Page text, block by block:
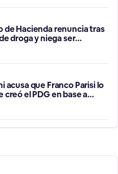
de Hacienda renuncia tras
droga y niega ser
acusa que Franco Parisi lo
creó el PDG en base a